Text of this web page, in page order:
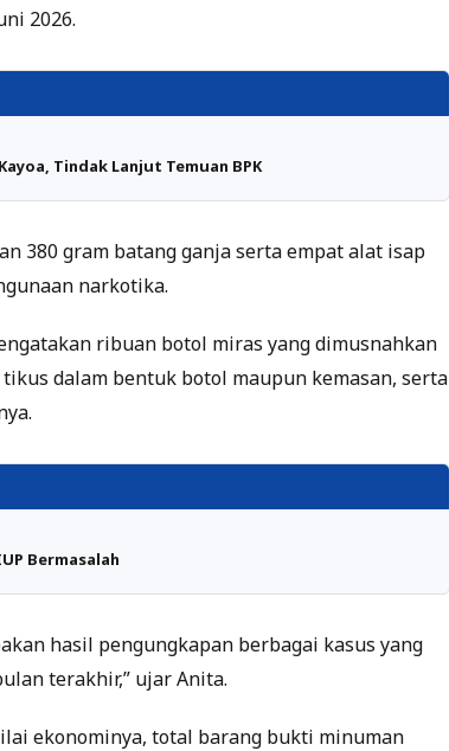
2026.
Tindak Lanjut Temuan BPK
380 gram batang ganja serta empat alat isap
narkotika.
ribuan botol miras yang dimusnahkan
dalam bentuk botol maupun kemasan, serta
Bermasalah
hasil pengungkapan berbagai kasus yang
terakhir,” ujar Anita.
ekonominya, total barang bukti minuman